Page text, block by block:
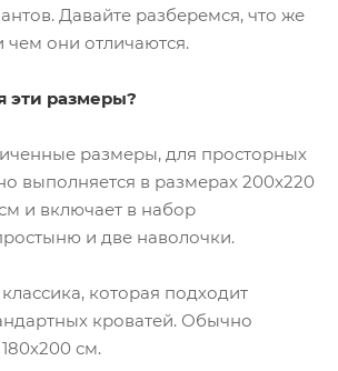
Давайте разберемся, что же
чем они отличаются.
эти размеры?
размеры, для просторных
выполняется в размерах 200x220
и включает в набор
и две наволочки.
которая подходит
кроватей. Обычно
см.